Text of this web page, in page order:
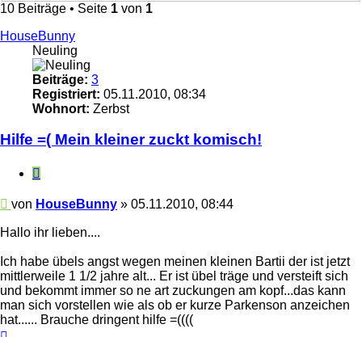
10 Beiträge • Seite 1 von 1
HouseBunny
Neuling
Beiträge: 3
Registriert: 05.11.2010, 08:34
Wohnort: Zerbst
Hilfe =( Mein kleiner zuckt komisch!
Zitieren
Beitrag
von HouseBunny » 05.11.2010, 08:44
Hallo ihr lieben....
Ich habe übels angst wegen meinen kleinen Bartii der ist jetzt
mittlerweile 1 1/2 jahre alt... Er ist übel träge und versteift sich
und bekommt immer so ne art zuckungen am kopf...das kann
man sich vorstellen wie als ob er kurze Parkenson anzeichen
hat...... Brauche dringent hilfe =((((